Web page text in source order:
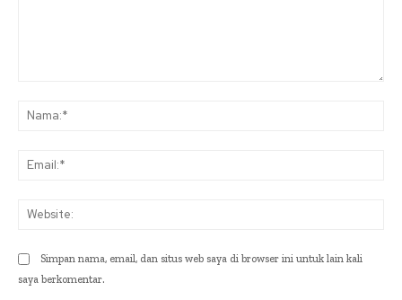
Simpan nama, email, dan situs web saya di browser ini untuk lain kali
saya berkomentar.